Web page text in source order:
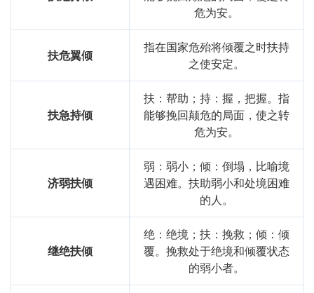
危为安。
扶危翼倾
指在国家危殆将倾覆之时扶持
之使安定。
扶急持倾
扶：帮助；持：握，把握。指
能够挽回颠危的局面，使之转
危为安。
济弱扶倾
弱：弱小；倾：倒塌，比喻境
遇困难。扶助弱小和处境困难
的人。
继绝扶倾
绝：绝境；扶：挽救；倾：倾
覆。挽救处于绝境和倾覆状态
的弱小者。